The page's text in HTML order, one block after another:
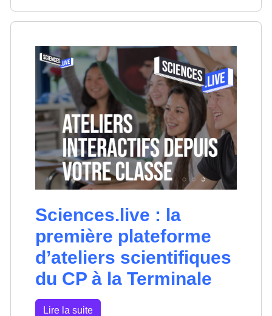
Sciences.live : la
première plateforme
d’ateliers scientifiques
du CP à la Terminale
Lire la suite